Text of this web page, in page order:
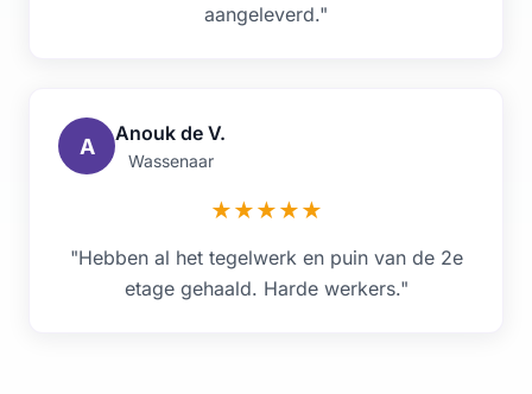
aangeleverd."
A
Anouk de V.
Wassenaar
★★★★★
"Hebben al het tegelwerk en puin van de 2e
etage gehaald. Harde werkers."